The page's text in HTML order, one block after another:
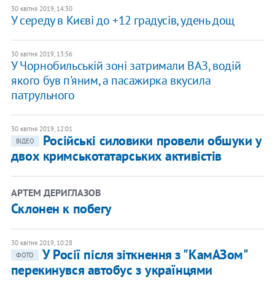
30 квітня 2019, 14:30
У середу в Києві до +12 градусів, удень дощ
30 квітня 2019, 13:56
У Чорнобильській зоні затримали ВАЗ, водій
якого був п'яним, а пасажирка вкусила
патрульного
30 квітня 2019, 12:01
ВІДЕО
Російські силовики провели обшуки у
двох кримськотатарських активістів
АРТЕМ ДЕРИГЛАЗОВ
Склонен к побегу
30 квітня 2019, 10:28
ФОТО
У Росії після зіткнення з "КамАЗом"
перекинувся автобус з українцями